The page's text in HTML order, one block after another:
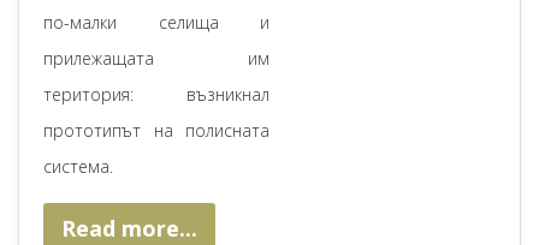
по-малки селища и
прилежащата им
територия: възникнал
прототипът на полисната
система.
Read more...